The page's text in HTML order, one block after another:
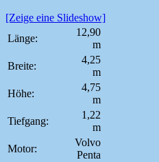
[Zeige eine Slideshow]
Länge:
12,90
m
Breite:
4,25
m
Höhe:
4,75
m
Tiefgang:
1,22
m
Motor:
Volvo
Penta